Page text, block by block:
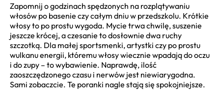
Zapomnij o godzinach spędzonych na rozplątywaniu
włosów po basenie czy całym dniu w przedszkolu. Krótkie
włosy to po prostu wygoda. Mycie trwa chwilę, suszenie
jeszcze krócej, a czesanie to dosłownie dwa ruchy
szczotką. Dla małej sportsmenki, artystki czy po prostu
wulkanu energii, któremu włosy wiecznie wpadają do oczu
i do zupy – to wybawienie. Naprawdę, ilość
zaoszczędzonego czasu i nerwów jest niewiarygodna.
Sami zobaczcie. Te poranki nagle stają się spokojniejsze.